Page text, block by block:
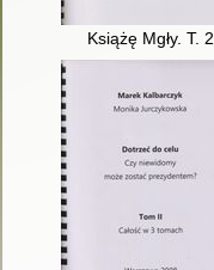
Książę Mgły. T. 2